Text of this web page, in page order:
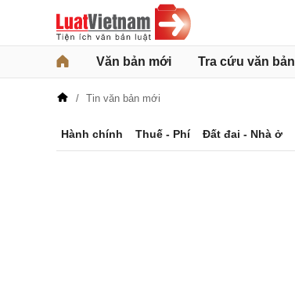
Văn bản mới Tra cứu văn bản
Tin văn bản mới
Hành chính Thuế - Phí Đất đai - Nhà ở